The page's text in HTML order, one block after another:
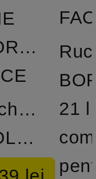
COLLARED
21 l